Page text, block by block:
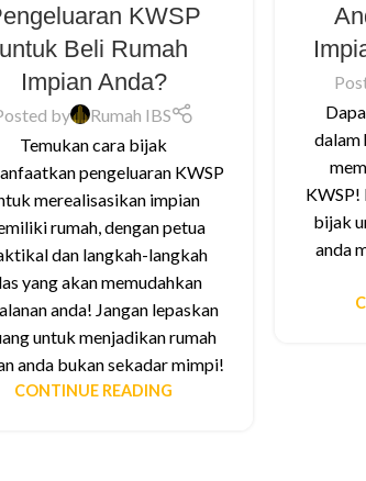
KWSP
untuk Beli Rumah
Impian Anda?
by
Rumah IBS
Temukan cara bijak
pengeluaran KWSP
merealisasikan impian
rumah, dengan petua
dan langkah-langkah
yang akan memudahkan
anda! Jangan lepaskan
untuk menjadikan rumah
anda bukan sekadar mimpi!
CONTINUE READING
dalam
KWSP!
bijak
anda